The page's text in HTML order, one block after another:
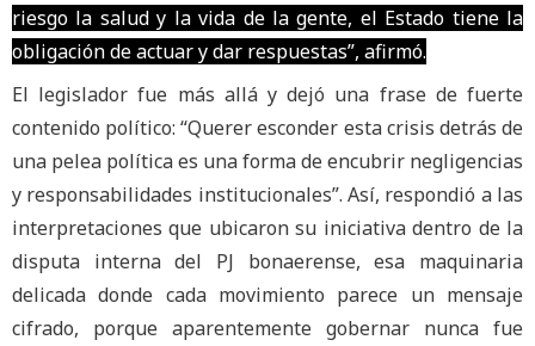
riesgo la salud y la vida de la gente, el Estado tiene la
obligación de actuar y dar respuestas”, afirmó.
El legislador fue más allá y dejó una frase de fuerte
contenido político: “Querer esconder esta crisis detrás de
una pelea política es una forma de encubrir negligencias
y responsabilidades institucionales”. Así, respondió a las
interpretaciones que ubicaron su iniciativa dentro de la
disputa interna del PJ bonaerense, esa maquinaria
delicada donde cada movimiento parece un mensaje
cifrado, porque aparentemente gobernar nunca fue